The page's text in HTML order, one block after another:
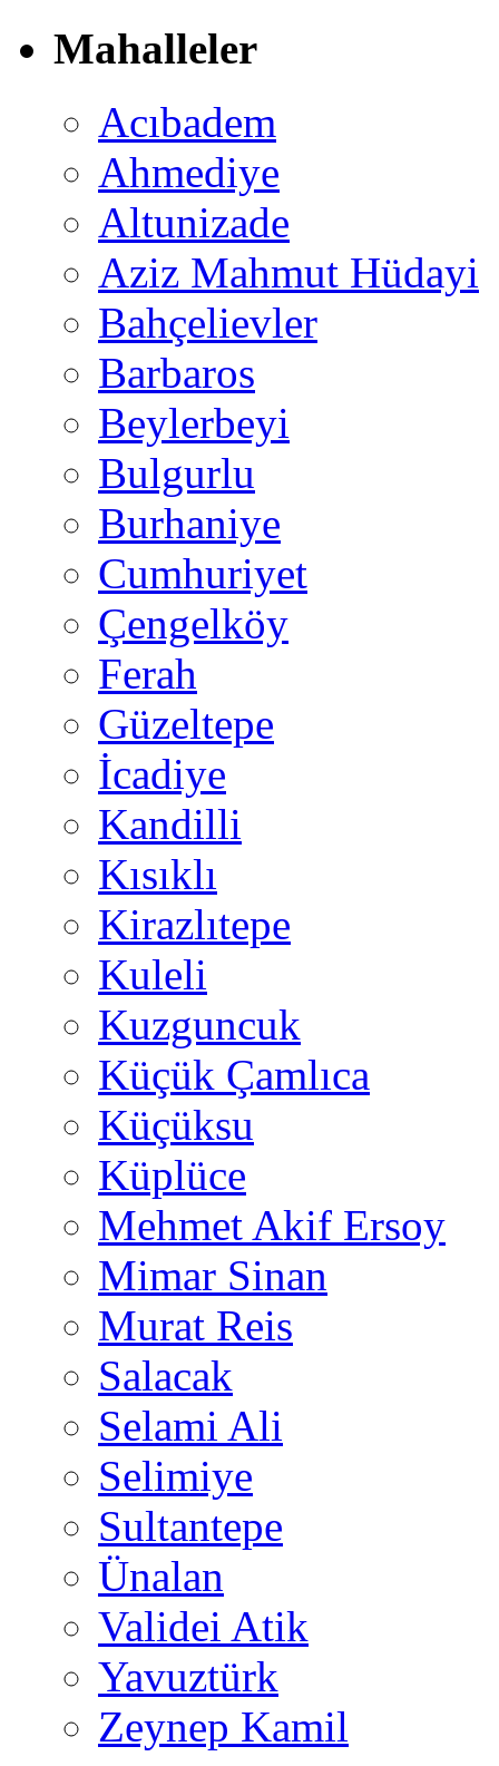
Mahalleler
Acıbadem
Ahmediye
Altunizade
Aziz Mahmut Hüdayi
Bahçelievler
Barbaros
Beylerbeyi
Bulgurlu
Burhaniye
Cumhuriyet
Çengelköy
Ferah
Güzeltepe
İcadiye
Kandilli
Kısıklı
Kirazlıtepe
Kuleli
Kuzguncuk
Küçük Çamlıca
Küçüksu
Küplüce
Mehmet Akif Ersoy
Mimar Sinan
Murat Reis
Salacak
Selami Ali
Selimiye
Sultantepe
Ünalan
Validei Atik
Yavuztürk
Zeynep Kamil